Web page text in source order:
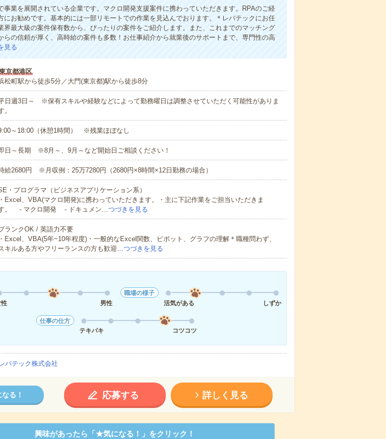
事業を展開されている企業です。マクロ開発支援案件に携わっていただきます。RPAのご経
にお勧めです。基本的には一部リモートでの作業を見込んでおります。＊レバテックにお任
界最大級の案件保有数から、ぴったりの案件をご紹介します。また、これまでのマッチング
らの信頼が厚く、高時給の案件も多数！お仕事紹介から就業後のサポートまで、専門性の高
見る
京都港区
松町駅から徒歩5分／大門(東京都)駅から徒歩8分
日週3日～ ※保有スキルや経験などによって勤務曜日は調整させていただく可能性がありま
。
～18:00（休憩1時間） ※残業ほぼなし
日～長期 ※8月～、9月～など開始日ご相談ください！
給2680円 ※月収例：25万7280円（2680円×8時間×12日勤務の場合）
・プログラマ（ビジネスアプリケーション系）
・Excel、VBA(マクロ開発)に携わっていただきます。・主に下記作業をご担当いただきま
。 - マクロ開発 - ドキュメン…つづきを見る
ランクOK / 英語力不要
・Excel、VBA(5年~10年程度)・一般的なExcel関数、ピボット、グラフの理解＊職種問わず、
キルある方やフリーランスの方も歓迎…つづきを見る
男性
職場の様子
活気がある
しずか
仕事の仕方
テキパキ
コツコツ
レバテック株式会社
る！ 応募する 詳しく見る
興味があったら「★気になる！」をクリック！